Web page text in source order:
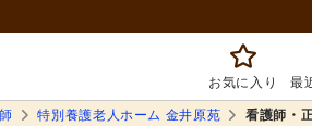
お気に入り 最
特別養護老人ホーム 金井原苑 看護師・